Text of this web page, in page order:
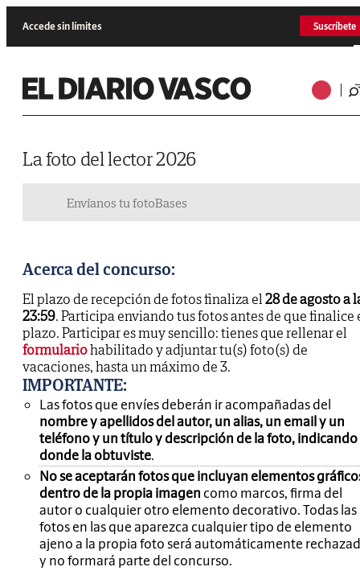
Accede sin límites Suscríbete
La foto del lector 2026
Envíanos tu fotoBases
Acerca del concurso:
El plazo de recepción de fotos finaliza el28 de agosto a
23:59. Participa enviando tus fotos antes de que finalice
plazo. Participar es muy sencillo: tienes que rellenar el
formulariohabilitado y adjuntar tu(s) foto(s) de
vacaciones, hasta un máximo de 3.
IMPORTANTE:
Las fotos que envíes deberán ir acompañadas del
nombre y apellidos del autor, un alias, un email y un
teléfono y un título y descripción de la foto, indicando
donde la obtuviste.
No se aceptarán fotos que incluyan elementos
dentro de la propia imagen como marcos, firma del
autor o cualquier otro elemento decorativo. Todas las
fotos en las que aparezca cualquier tipo de elemento
ajeno a la propia foto será automáticamente
y no formará parte del concurso.